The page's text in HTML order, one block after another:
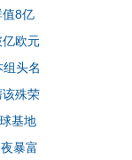
值8亿
亿欧元
头名
殊荣
基地
暴富